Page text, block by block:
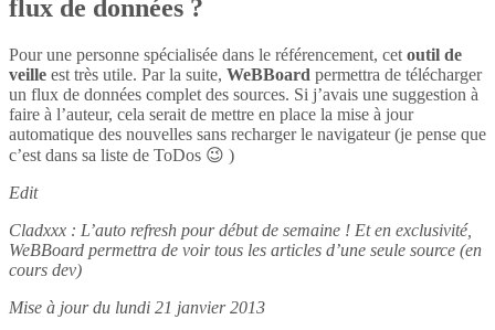
flux de données ?
Pour une personne spécialisée dans le référencement, cet outil de
veille est très utile. Par la suite, WeBBoard permettra de télécharger
un flux de données complet des sources. Si j’avais une suggestion à
faire à l’auteur, cela serait de mettre en place la mise à jour
automatique des nouvelles sans recharger le navigateur (je pense que
c’est dans sa liste de ToDos 😉 )
Edit
Cladxxx : L’auto refresh pour début de semaine ! Et en exclusivité,
WeBBoard permettra de voir tous les articles d’une seule source (en
cours dev)
Mise à jour du lundi 21 janvier 2013